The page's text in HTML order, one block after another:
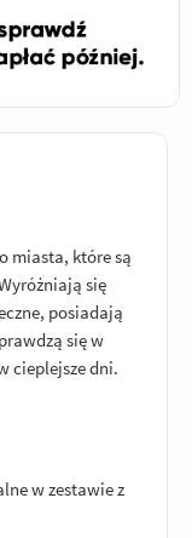
miasta, które są
się
posiadają
się w
cieplejsze dni.
w zestawie z